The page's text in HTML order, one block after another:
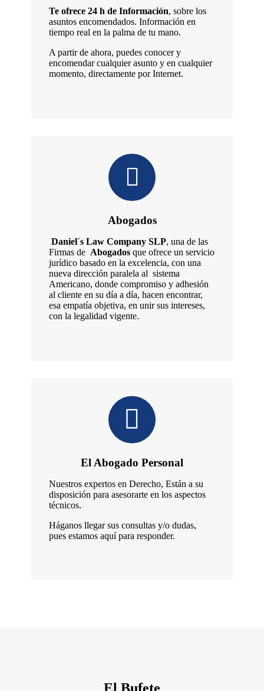
Te ofrece 24 h de Información, sobre los
asuntos encomendados. Información en
tiempo real en la palma de tu mano.
A partir de ahora, puedes conocer y
encomendar cualquier asunto y en cualquier
momento, directamente por Internet.
Abogados
Daniel´s Law Company SLP, una de las
Firmas de Abogados que ofrece un servicio
jurídico basado en la excelencia, con una
nueva dirección paralela al sistema
Americano, donde compromiso y adhesión
al cliente en su día a día, hacen encontrar,
esa empatía objetiva, en unir sus intereses,
con la legalidad vigente.
El Abogado Personal
Nuestros expertos en Derecho, Están a su
disposición para asesorarte en los aspectos
técnicos.
Háganos llegar sus consultas y/o dudas,
pues estamos aquí para responder.